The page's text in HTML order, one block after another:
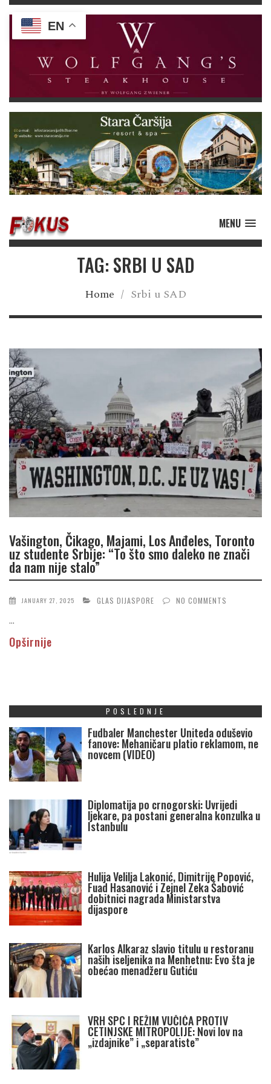
MENU
TAG: SRBI U SAD
Home / Srbi u SAD
Vašington, Čikago, Majami, Los Anđeles, Toronto
uz studente Srbije: “To što smo daleko ne znači
da nam nije stalo”
JANUARY 27, 2025 GLAS DIJASPORE NO COMMENTS
...
Opširnije
POSLEDNJE
Fudbaler Manchester Uniteda oduševio
fanove: Mehaničaru platio reklamom, ne
novcem (VIDEO)
Diplomatija po crnogorski: Uvrijedi
ljekare, pa postani generalna konzulka u
Istanbulu
Hulija Velilja Lakonić, Dimitrije Popović,
Fuad Hasanović i Zejnel Zeka Šabović
dobitnici nagrada Ministarstva
dijaspore
Karlos Alkaraz slavio titulu u restoranu
naših iseljenika na Menhetnu: Evo šta je
obećao menadžeru Gutiću
VRH SPC I REŽIM VUČIĆA PROTIV
CETINJSKE MITROPOLIJE: Novi lov na
„izdajnike” i „separatiste”
EN